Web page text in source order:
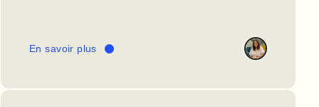
En savoir plus